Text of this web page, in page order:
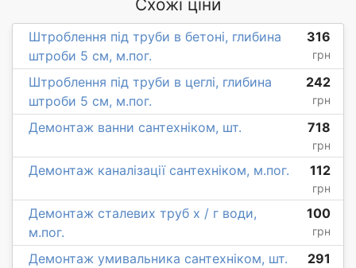
Схожі ціни
Штроблення під труби в бетоні, глибина
штроби 5 см, м.пог.
316
грн
Штроблення під труби в цеглі, глибина
штроби 5 см, м.пог.
242
грн
Демонтаж ванни сантехніком, шт. 718
грн
Демонтаж каналізації сантехніком, м.пог. 112
грн
Демонтаж сталевих труб х / г води,
м.пог.
100
грн
Демонтаж умивальника сантехніком, шт. 291